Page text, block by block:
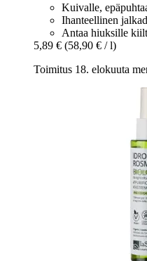
Kuivalle,
Ihanteellinen
Antaa hiuksille
5,89 € (58,90 € / l)
Toimitus 18. elokuuta